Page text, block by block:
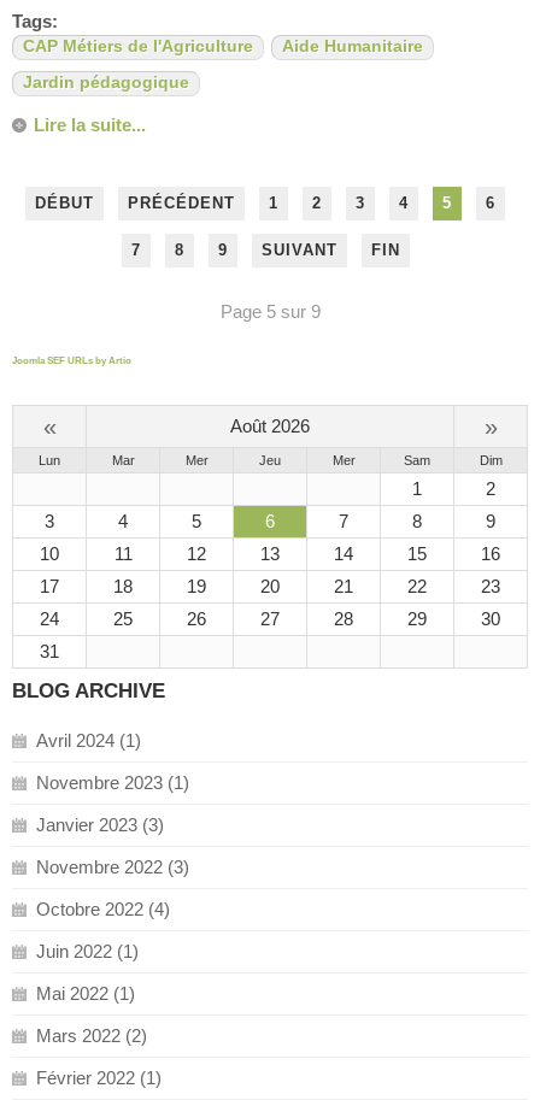
Tags:
CAP Métiers de l'Agriculture
Aide Humanitaire
Jardin pédagogique
Lire la suite...
DÉBUT PRÉCÉDENT 1 2 3 4 5 6
7 8 9 SUIVANT FIN
Page 5 sur 9
Joomla SEF URLs by Artio
« Août 2026 »
Lun Mar Mer Jeu Mer Sam Dim
1
2
3
4 5 6 7 8
9
10
11 12 13 14 15
16
17
18 19 20 21 22
23
24
25 26 27 28 29
30
31
BLOG ARCHIVE
Avril 2024 (1)
Novembre 2023 (1)
Janvier 2023 (3)
Novembre 2022 (3)
Octobre 2022 (4)
Juin 2022 (1)
Mai 2022 (1)
Mars 2022 (2)
Février 2022 (1)